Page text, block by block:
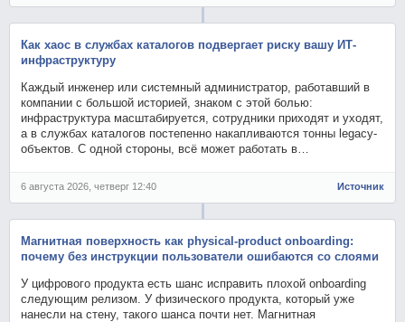
Как хаос в службах каталогов подвергает риску вашу ИТ-
инфраструктуру
Каждый инженер или системный администратор, работавший в
компании с большой историей, знаком с этой болью:
инфраструктура масштабируется, сотрудники приходят и уходят,
а в службах каталогов постепенно накапливаются тонны legacy-
объектов. С одной стороны, всё может работать в…
6 августа 2026, четверг 12:40 Источник
Магнитная поверхность как physical-product onboarding:
почему без инструкции пользователи ошибаются со слоями
У цифрового продукта есть шанс исправить плохой onboarding
следующим релизом. У физического продукта, который уже
нанесли на стену, такого шанса почти нет. Магнитная